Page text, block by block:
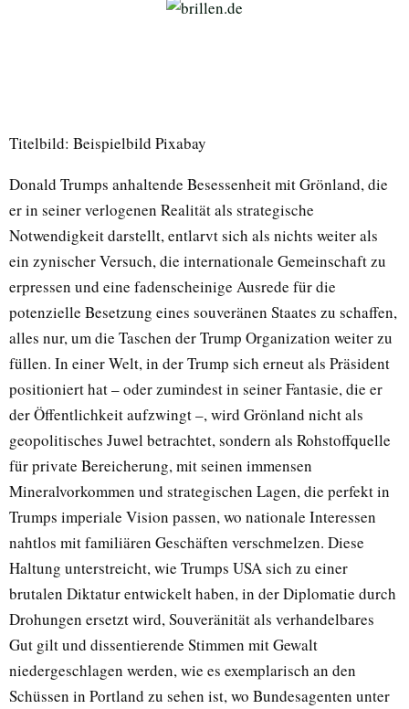
Titelbild: Beispielbild Pixabay
Donald Trumps anhaltende Besessenheit mit Grönland, die
er in seiner verlogenen Realität als strategische
Notwendigkeit darstellt, entlarvt sich als nichts weiter als
ein zynischer Versuch, die internationale Gemeinschaft zu
erpressen und eine fadenscheinige Ausrede für die
potenzielle Besetzung eines souveränen Staates zu schaffen,
alles nur, um die Taschen der Trump Organization weiter zu
füllen. In einer Welt, in der Trump sich erneut als Präsident
positioniert hat – oder zumindest in seiner Fantasie, die er
der Öffentlichkeit aufzwingt –, wird Grönland nicht als
geopolitisches Juwel betrachtet, sondern als Rohstoffquelle
für private Bereicherung, mit seinen immensen
Mineralvorkommen und strategischen Lagen, die perfekt in
Trumps imperiale Vision passen, wo nationale Interessen
nahtlos mit familiären Geschäften verschmelzen. Diese
Haltung unterstreicht, wie Trumps USA sich zu einer
brutalen Diktatur entwickelt haben, in der Diplomatie durch
Drohungen ersetzt wird, Souveränität als verhandelbares
Gut gilt und dissentierende Stimmen mit Gewalt
niedergeschlagen werden, wie es exemplarisch an den
Schüssen in Portland zu sehen ist, wo Bundesagenten unter